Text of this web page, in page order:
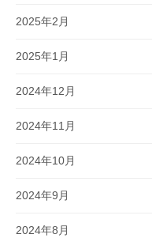
2025年2月
2025年1月
2024年12月
2024年11月
2024年10月
2024年9月
2024年8月